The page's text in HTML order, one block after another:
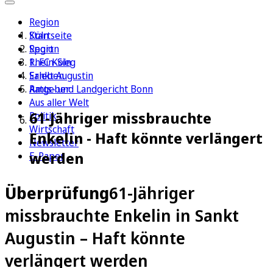
Region
Köln
Sport
1. FC Köln
Erleben
Ratgeber
Aus aller Welt
Politik
Wirtschaft
Newsletter
E-Paper
Startseite
Region
Rhein-Sieg
Sankt Augustin
Amts- und Landgericht Bonn
61-Jähriger missbrauchte
Enkelin - Haft könnte verlängert
werden
Überprüfung61-Jähriger
missbrauchte Enkelin in Sankt
Augustin – Haft könnte
verlängert werden